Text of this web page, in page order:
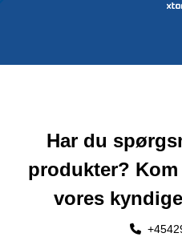
Har du
produkter?
vores